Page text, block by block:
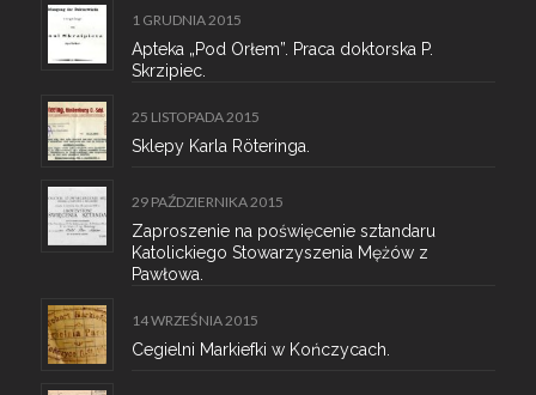
1 GRUDNIA 2015
Apteka „Pod Orłem”. Praca doktorska P.
Skrzipiec.
25 LISTOPADA 2015
Sklepy Karla Röteringa.
29 PAŹDZIERNIKA 2015
Zaproszenie na poświęcenie sztandaru
Katolickiego Stowarzyszenia Mężów z
Pawłowa.
14 WRZEŚNIA 2015
Cegielni Markiefki w Kończycach.